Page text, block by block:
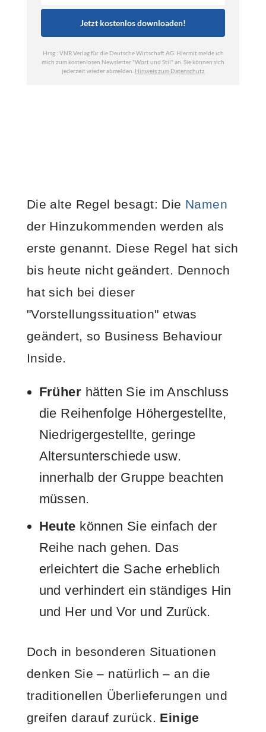
Die alte Regel besagt: Die Namen
der Hinzukommenden werden als
erste genannt. Diese Regel hat sich
bis heute nicht geändert. Dennoch
hat sich bei dieser
"Vorstellungssituation" etwas
geändert, so Business Behaviour
Inside.
Früher hätten Sie im Anschluss
die Reihenfolge Höhergestellte,
Niedrigergestellte, geringe
Altersunterschiede usw.
innerhalb der Gruppe beachten
müssen.
Heute können Sie einfach der
Reihe nach gehen. Das
erleichtert die Sache erheblich
und verhindert ein ständiges Hin
und Her und Vor und Zurück.
Doch in besonderen Situationen
denken Sie – natürlich – an die
traditionellen Überlieferungen und
greifen darauf zurück. Einige